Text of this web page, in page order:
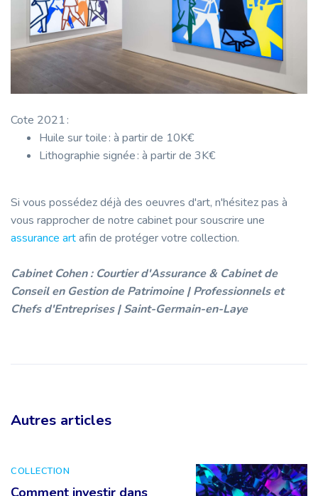
Cote 2021 :
Huile sur toile : à partir de 10K€
Lithographie signée : à partir de 3K€
Si vous possédez déjà des oeuvres d'art, n'hésitez pas à
vous rapprocher de notre cabinet pour souscrire une
assurance artafin de protéger votre collection.
Cabinet Cohen : Courtier d'Assurance & Cabinet de
Conseil en Gestion de Patrimoine | Professionnels et
Chefs d'Entreprises | Saint-Germain-en-Laye
Autres articles
COLLECTION
Comment investir dans